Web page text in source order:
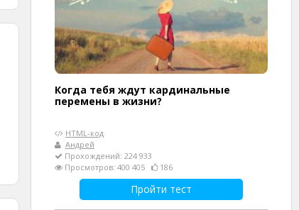
Когда тебя ждут кардинальные
перемены в жизни?
HTML-код
Андрей
Прохождений: 224 933
Просмотров: 400 405
186
Пройти тест